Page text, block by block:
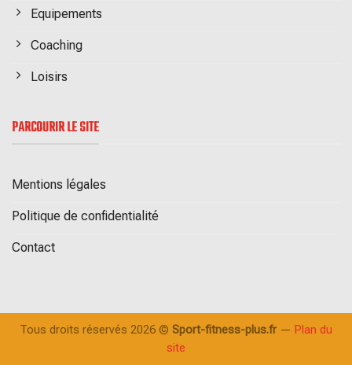
Equipements
Coaching
Loisirs
PARCOURIR LE SITE
Mentions légales
Politique de confidentialité
Contact
Tous droits réservés 2026 © Sport-fitness-plus.fr — Plan du
site